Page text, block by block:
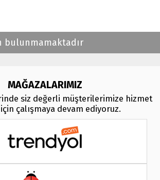
bulunmamaktadır
MAĞAZALARIMIZ
siz değerli müşterilerimize hizmet
çalışmaya devam ediyoruz.